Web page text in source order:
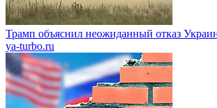
Трамп объяснил неожиданный отказ
ya-turbo.ru